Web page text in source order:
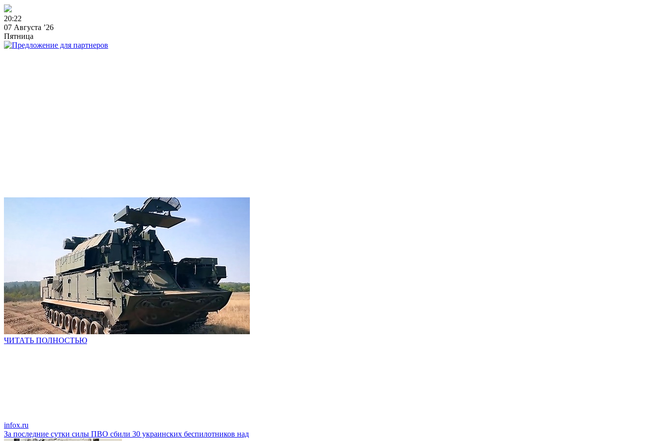
20:22
07 Августа ’26
Пятница
ЧИТАТЬ ПОЛНОСТЬЮ
infox.ru
За последние сутки силы ПВО сбили 30 украинских беспилотников над